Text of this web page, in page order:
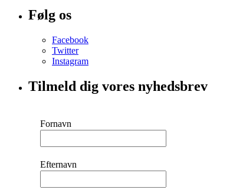
Følg os
Facebook
Twitter
Instagram
Tilmeld dig vores nyhedsbrev
Fornavn
Efternavn